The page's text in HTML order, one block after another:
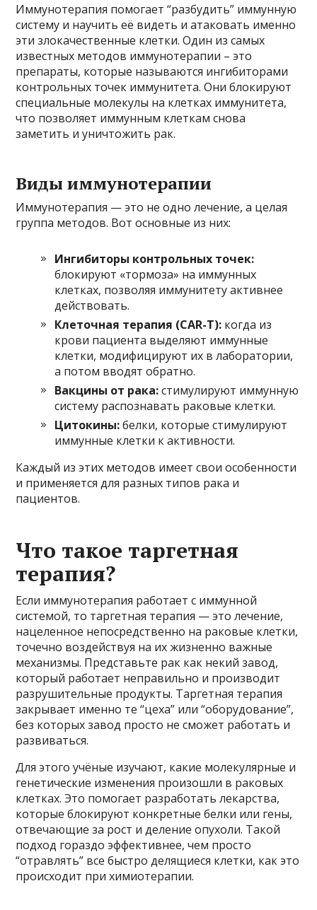
Иммунотерапия помогает “разбудить” иммунную
систему и научить её видеть и атаковать именно
эти злокачественные клетки. Один из самых
известных методов иммунотерапии – это
препараты, которые называются ингибиторами
контрольных точек иммунитета. Они блокируют
специальные молекулы на клетках иммунитета,
что позволяет иммунным клеткам снова
заметить и уничтожить рак.
Виды иммунотерапии
Иммунотерапия — это не одно лечение, а целая
группа методов. Вот основные из них:
Ингибиторы контрольных точек:
блокируют «тормоза» на иммунных
клетках, позволяя иммунитету активнее
действовать.
Клеточная терапия (CAR-T): когда из
крови пациента выделяют иммунные
клетки, модифицируют их в лаборатории,
а потом вводят обратно.
Вакцины от рака:стимулируют иммунную
систему распознавать раковые клетки.
Цитокины:белки, которые стимулируют
иммунные клетки к активности.
Каждый из этих методов имеет свои особенности
и применяется для разных типов рака и
пациентов.
Что такое таргетная
терапия?
Если иммунотерапия работает с иммунной
системой, то таргетная терапия — это лечение,
нацеленное непосредственно на раковые клетки,
точечно воздействуя на их жизненно важные
механизмы. Представьте рак как некий завод,
который работает неправильно и производит
разрушительные продукты. Таргетная терапия
закрывает именно те “цеха” или “оборудование”,
без которых завод просто не сможет работать и
развиваться.
Для этого учёные изучают, какие молекулярные и
генетические изменения произошли в раковых
клетках. Это помогает разработать лекарства,
которые блокируют конкретные белки или гены,
отвечающие за рост и деление опухоли. Такой
подход гораздо эффективнее, чем просто
“отравлять” все быстро делящиеся клетки, как это
происходит при химиотерапии.